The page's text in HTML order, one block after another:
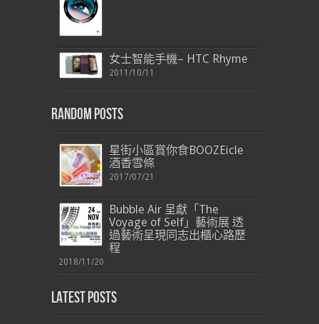
女士智能手機– HTC Rhyme
2011/10/11
Random Posts
星街小區賞你食BOOZEicle
酒香雪條
2017/07/21
Bubble Air 呈獻「The
Voyage of Self」藝術展 透
過藝術呈現同志出櫃心路歷
程
2018/11/20
Latest Posts